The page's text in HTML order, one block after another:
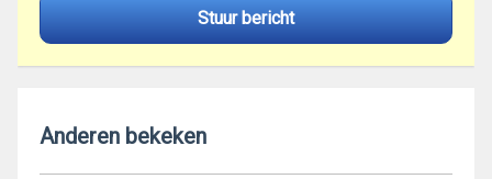
Stuur bericht
Anderen bekeken